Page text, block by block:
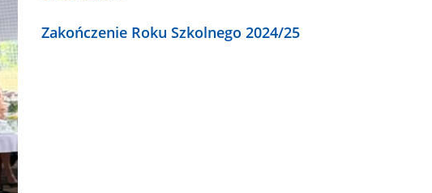
Zakończenie Roku Szkolnego 2024/25